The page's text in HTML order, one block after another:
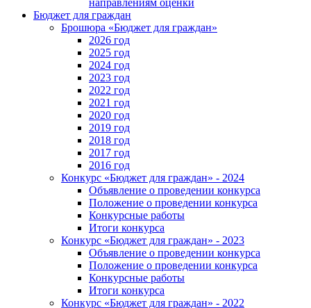
Бюджет для граждан
Брошюра «Бюджет для граждан»
2026 год
2025 год
2024 год
2023 год
2022 год
2021 год
2020 год
2019 год
2018 год
2017 год
2016 год
Конкурс «Бюджет для граждан» - 2024
Объявление о проведении конкурса
Положение о проведении конкурса
Конкурсные работы
Итоги конкурса
Конкурс «Бюджет для граждан» - 2023
Объявление о проведении конкурса
Положение о проведении конкурса
Конкурсные работы
Итоги конкурса
Конкурс «Бюджет для граждан» - 2022